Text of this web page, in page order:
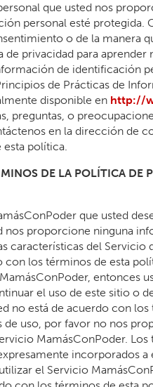
que usted nos
personal esté
o de la manera
de privacidad para
de identificación
de Prácticas de
disponible en http://
preguntas, o
en la dirección de
esta política.
DE LA POLÍTICA DE
que usted
nos proporcione ninguna
características del Servicio
con los términos de esta
entonces
el uso de este sitio o
no está de acuerdo con
de uso, por favor no nos
MamásConPoder. Los
incorporados
el Servicio